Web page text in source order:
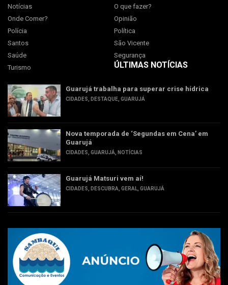
Notícias
O que fazer?
Onde Comer?
Opinião
Polícia
Política
Santos
São Vicente
Saúde
Segurança
Turismo
ÚLTIMAS NOTÍCIAS
Guarujá trabalha para superar crise hídrica
CIDADES DESTAQUE GUARUJÁ
Nova temporada de ‘Segundas em Cena’ em
Guarujá
CIDADES GUARUJÁ NOTÍCIAS
Guarujá Matsuri vem aí!
CIDADES DESCUBRA GERAL GUARUJÁ